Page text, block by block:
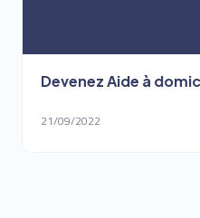
Devenez Aide à
21/09/2022